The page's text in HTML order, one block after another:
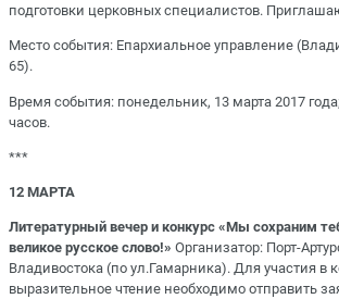
подготовки церковных специалистов.
Место события: Епархиальное управление
65).
Время события: понедельник, 13 марта 2017
часов.
***
12 МАРТА
Литературный вечер и конкурс «Мы сохраним
великое русское слово!» Организатор: Порт-
Владивостока (по ул.Гамарника). Для участия в
выразительное чтение необходимо отправить